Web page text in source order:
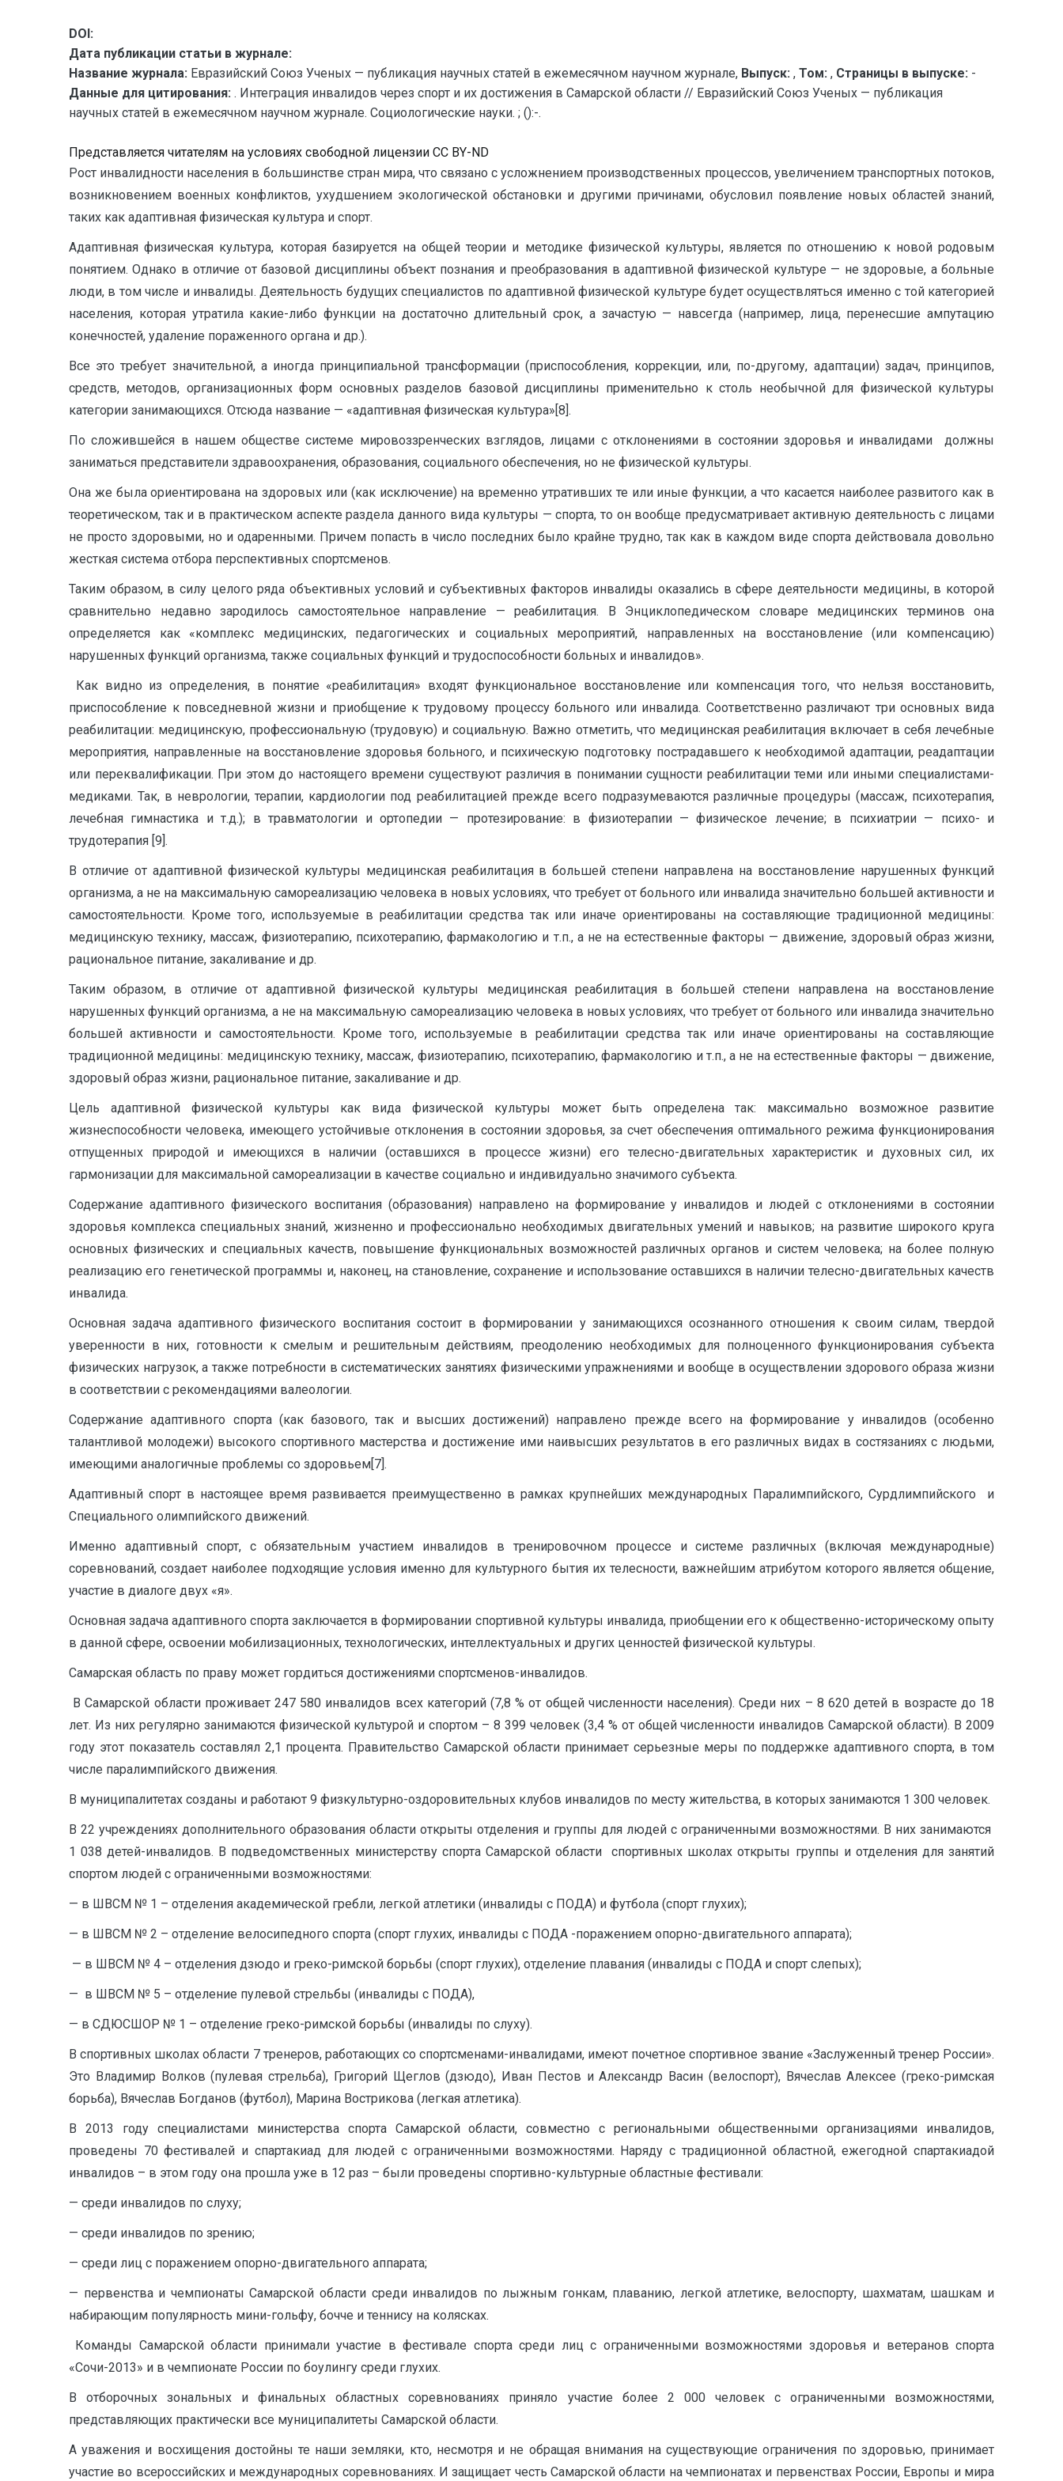
DOI:
Дата публикации статьи в журнале:
Название журнала: Евразийский Союз Ученых — публикация научных статей в ежемесячном научном журнале, Выпуск: , Том: , Страницы в выпуске: -
Данные для цитирования: . Интеграция инвалидов через спорт и их достижения в Самарской области // Евразийский Союз Ученых — публикация
научных статей в ежемесячном научном журнале. Социологические науки. ; ():-.
Представляется читателям на условиях свободной лицензии CC BY-ND
Рост инвалидности населения в большинстве стран мира, что связано с усложнением производственных процессов, увеличением транспортных потоков,
возникновением военных конфликтов, ухудшением экологической обстановки и другими причинами, обусловил появление новых областей знаний,
таких как адаптивная физическая культура и спорт.
Адаптивная физическая культура, которая базируется на общей теории и методике физической культуры, является по отношению к новой родовым
понятием. Однако в отличие от базовой дисциплины объект познания и преобразования в адаптивной физической культуре — не здоровые, а больные
люди, в том числе и инвалиды. Деятельность будущих специалистов по адаптивной физической культуре будет осуществляться именно с той категорией
населения, которая утратила какие-либо функции на достаточно длительный срок, а зачастую — навсегда (например, лица, перенесшие ампутацию
конечностей, удаление пораженного органа и др.).
Все это требует значительной, а иногда принципиальной трансформации (приспособления, коррекции, или, по-другому, адаптации) задач, принципов,
средств, методов, организационных форм основных разделов базовой дисциплины применительно к столь необычной для физической культуры
категории занимающихся. Отсюда название — «адаптивная физическая культура»[8].
По сложившейся в нашем обществе системе мировоззренческих взглядов, лицами с отклонениями в состоянии здоровья и инвалидами должны
заниматься представители здравоохранения, образования, социального обеспечения, но не физической культуры.
Она же была ориентирована на здоровых или (как исключение) на временно утративших те или иные функции, а что касается наиболее развитого как в
теоретическом, так и в практическом аспекте раздела данного вида культуры — спорта, то он вообще предусматривает активную деятельность с лицами
не просто здоровыми, но и одаренными. Причем попасть в число последних было крайне трудно, так как в каждом виде спорта действовала довольно
жесткая система отбора перспективных спортсменов.
Таким образом, в силу целого ряда объективных условий и субъективных факторов инвалиды оказались в сфере деятельности медицины, в которой
сравнительно недавно зародилось самостоятельное направление — реабилитация. В Энциклопедическом словаре медицинских терминов она
определяется как «комплекс медицинских, педагогических и социальных мероприятий, направленных на восстановление (или компенсацию)
нарушенных функций организма, также социальных функций и трудоспособности больных и инвалидов».
Как видно из определения, в понятие «реабилитация» входят функциональное восстановление или компенсация того, что нельзя восстановить,
приспособление к повседневной жизни и приобщение к трудовому процессу больного или инвалида. Соответственно различают три основных вида
реабилитации: медицинскую, профессиональную (трудовую) и социальную. Важно отметить, что медицинская реабилитация включает в себя лечебные
мероприятия, направленные на восстановление здоровья больного, и психическую подготовку пострадавшего к необходимой адаптации, реадаптации
или переквалификации. При этом до настоящего времени существуют различия в понимании сущности реабилитации теми или иными специалистами-
медиками. Так, в неврологии, терапии, кардиологии под реабилитацией прежде всего подразумеваются различные процедуры (массаж, психотерапия,
лечебная гимнастика и т.д.); в травматологии и ортопедии — протезирование: в физиотерапии — физическое лечение; в психиатрии — психо- и
трудотерапия [9].
В отличие от адаптивной физической культуры медицинская реабилитация в большей степени направлена на восстановление нарушенных функций
организма, а не на максимальную самореализацию человека в новых условиях, что требует от больного или инвалида значительно большей активности и
самостоятельности. Кроме того, используемые в реабилитации средства так или иначе ориентированы на составляющие традиционной медицины:
медицинскую технику, массаж, физиотерапию, психотерапию, фармакологию и т.п., а не на естественные факторы — движение, здоровый образ жизни,
рациональное питание, закаливание и др.
Таким образом, в отличие от адаптивной физической культуры медицинская реабилитация в большей степени направлена на восстановление
нарушенных функций организма, а не на максимальную самореализацию человека в новых условиях, что требует от больного или инвалида значительно
большей активности и самостоятельности. Кроме того, используемые в реабилитации средства так или иначе ориентированы на составляющие
традиционной медицины: медицинскую технику, массаж, физиотерапию, психотерапию, фармакологию и т.п., а не на естественные факторы — движение,
здоровый образ жизни, рациональное питание, закаливание и др.
Цель адаптивной физической культуры как вида физической культуры может быть определена так: максимально возможное развитие
жизнеспособности человека, имеющего устойчивые отклонения в состоянии здоровья, за счет обеспечения оптимального режима функционирования
отпущенных природой и имеющихся в наличии (оставшихся в процессе жизни) его телесно-двигательных характеристик и духовных сил, их
гармонизации для максимальной самореализации в качестве социально и индивидуально значимого субъекта.
Содержание адаптивного физического воспитания (образования) направлено на формирование у инвалидов и людей с отклонениями в состоянии
здоровья комплекса специальных знаний, жизненно и профессионально необходимых двигательных умений и навыков; на развитие широкого круга
основных физических и специальных качеств, повышение функциональных возможностей различных органов и систем человека; на более полную
реализацию его генетической программы и, наконец, на становление, сохранение и использование оставшихся в наличии телесно-двигательных качеств
инвалида.
Основная задача адаптивного физического воспитания состоит в формировании у занимающихся осознанного отношения к своим силам, твердой
уверенности в них, готовности к смелым и решительным действиям, преодолению необходимых для полноценного функционирования субъекта
физических нагрузок, а также потребности в систематических занятиях физическими упражнениями и вообще в осуществлении здорового образа жизни
в соответствии с рекомендациями валеологии.
Содержание адаптивного спорта (как базового, так и высших достижений) направлено прежде всего на формирование у инвалидов (особенно
талантливой молодежи) высокого спортивного мастерства и достижение ими наивысших результатов в его различных видах в состязаниях с людьми,
имеющими аналогичные проблемы со здоровьем[7].
Адаптивный спорт в настоящее время развивается преимущественно в рамках крупнейших международных Паралимпийского, Сурдлимпийского и
Специального олимпийского движений.
Именно адаптивный спорт, с обязательным участием инвалидов в тренировочном процессе и системе различных (включая международные)
соревнований, создает наиболее подходящие условия именно для культурного бытия их телесности, важнейшим атрибутом которого является общение,
участие в диалоге двух «я».
Основная задача адаптивного спорта заключается в формировании спортивной культуры инвалида, приобщении его к общественно-историческому опыту
в данной сфере, освоении мобилизационных, технологических, интеллектуальных и других ценностей физической культуры.
Самарская область по праву может гордиться достижениями спортсменов-инвалидов.
В Самарской области проживает 247 580 инвалидов всех категорий (7,8 % от общей численности населения). Среди них – 8 620 детей в возрасте до 18
лет. Из них регулярно занимаются физической культурой и спортом – 8 399 человек (3,4 % от общей численности инвалидов Самарской области). В 2009
году этот показатель составлял 2,1 процента. Правительство Самарской области принимает серьезные меры по поддержке адаптивного спорта, в том
числе паралимпийского движения.
В муниципалитетах созданы и работают 9 физкультурно-оздоровительных клубов инвалидов по месту жительства, в которых занимаются 1 300 человек.
В 22 учреждениях дополнительного образования области открыты отделения и группы для людей с ограниченными возможностями. В них занимаются
1 038 детей-инвалидов. В подведомственных министерству спорта Самарской области спортивных школах открыты группы и отделения для занятий
спортом людей с ограниченными возможностями:
— в ШВСМ № 1 – отделения академической гребли, легкой атлетики (инвалиды с ПОДА) и футбола (спорт глухих);
— в ШВСМ № 2 – отделение велосипедного спорта (спорт глухих, инвалиды с ПОДА -поражением опорно-двигательного аппарата);
— в ШВСМ № 4 – отделения дзюдо и греко-римской борьбы (спорт глухих), отделение плавания (инвалиды с ПОДА и спорт слепых);
— в ШВСМ № 5 – отделение пулевой стрельбы (инвалиды с ПОДА),
— в СДЮСШОР № 1 – отделение греко-римской борьбы (инвалиды по слуху).
В спортивных школах области 7 тренеров, работающих со спортсменами-инвалидами, имеют почетное спортивное звание «Заслуженный тренер России».
Это Владимир Волков (пулевая стрельба), Григорий Щеглов (дзюдо), Иван Пестов и Александр Васин (велоспорт), Вячеслав Алексее (греко-римская
борьба), Вячеслав Богданов (футбол), Марина Вострикова (легкая атлетика).
В 2013 году специалистами министерства спорта Самарской области, совместно с региональными общественными организациями инвалидов,
проведены 70 фестивалей и спартакиад для людей с ограниченными возможностями. Наряду с традиционной областной, ежегодной спартакиадой
инвалидов – в этом году она прошла уже в 12 раз – были проведены спортивно-культурные областные фестивали:
— среди инвалидов по слуху;
— среди инвалидов по зрению;
— среди лиц с поражением опорно-двигательного аппарата;
— первенства и чемпионаты Самарской области среди инвалидов по лыжным гонкам, плаванию, легкой атлетике, велоспорту, шахматам, шашкам и
набирающим популярность мини-гольфу, бочче и теннису на колясках.
Команды Самарской области принимали участие в фестивале спорта среди лиц с ограниченными возможностями здоровья и ветеранов спорта
«Сочи-2013» и в чемпионате России по боулингу среди глухих.
В отборочных зональных и финальных областных соревнованиях приняло участие более 2 000 человек с ограниченными возможностями,
представляющих практически все муниципалитеты Самарской области.
А уважения и восхищения достойны те наши земляки, кто, несмотря и не обращая внимания на существующие ограничения по здоровью, принимает
участие во всероссийских и международных соревнованиях. И защищает честь Самарской области на чемпионатах и первенствах России, Европы и мира